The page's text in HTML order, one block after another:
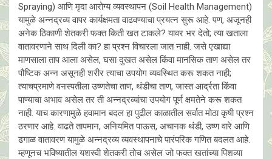
Spraying) आणि मृदा आरोग्य व्यवस्थापन (Soil Health Management)
यामुळे अन्नद्रव्य वापर कार्यक्षमता वाढवण्याचा प्रयत्न सुरू आहे. पण, अजूनही
अनेक ठिकाणी शेतकरी फक्त किती खत टाकले? यावर भर देतो; त्या खताला
वातावरणाने साथ दिली का? हा प्रश्न विचारला जात नाही. जसे एखाद्या
माणसाला ताप आला असेल, घसा दुखत असेल किंवा मानसिक ताण असेल तर
पौष्टिक अन्न असूनही शरीर त्याचा उपयोग व्यवस्थित करू शकत नाही;
त्याचप्रमाणे वनस्पतीला उष्णतेचा ताण, थंडीचा ताण, जास्त आर्द्रता किंवा
पाण्याचा अभाव असेल तर ती अन्नद्रव्यांचा उपयोग पूर्ण क्षमतेने करू शकत
नाही. याच कारणामुळे हवामान बदल हा पुढील काळातील सर्वात मोठा कृषी प्रश्न
ठरणार आहे. वाढते तापमान, अनियमित पाऊस, अचानक थंडी, उष्ण वारे आणि
ढगाळ वातावरण यामुळे अन्नद्रव्य व्यवस्थापनाचे पारंपरिक गणित बदलत आहे.
म्हणूनच भविष्यातील यशस्वी शेतकरी तोच असेल जो फक्त खतांच्या पिशव्या